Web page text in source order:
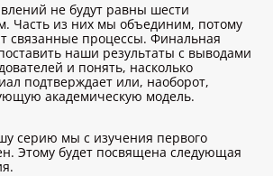
не будут равны шести
Часть из них мы объединим, потому
связанные процессы. Финальная
наши результаты с выводами
и понять, насколько
подтверждает или, наоборот,
академическую модель.
серию мы с изучения первого
Этому будет посвящена следующая